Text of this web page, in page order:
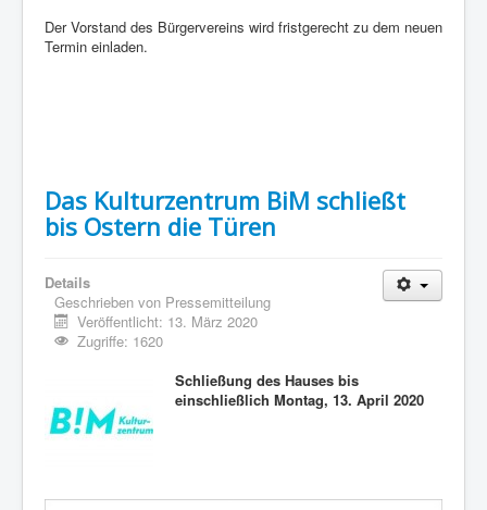
Der Vorstand des Bürgervereins wird fristgerecht zu dem neuen
Termin einladen.
Das Kulturzentrum BiM schließt
bis Ostern die Türen
Details
Geschrieben von Pressemitteilung
Veröffentlicht: 13. März 2020
Zugriffe: 1620
Schließung des Hauses bis
einschließlich Montag, 13. April 2020